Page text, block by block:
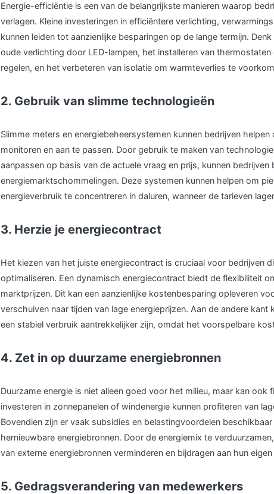
Energie-efficiëntie is een van de belangrijkste manieren waarop
verlagen. Kleine investeringen in efficiëntere verlichting,
kunnen leiden tot aanzienlijke besparingen op de lange termijn.
oude verlichting door LED-lampen, het installeren van
regelen, en het verbeteren van isolatie om warmteverlies te
2. Gebruik van slimme technologieën
Slimme meters en energiebeheersystemen kunnen bedrijven
monitoren en aan te passen. Door gebruik te maken van
aanpassen op basis van de actuele vraag en prijs, kunnen bedrijven
energiemarktschommelingen. Deze systemen kunnen helpen om
energieverbruik te concentreren in daluren, wanneer de tarieven
3. Herzie je energiecontract
Het kiezen van het juiste energiecontract is cruciaal voor bedrijven
optimaliseren. Een dynamisch energiecontract biedt de flexibiliteit
marktprijzen. Dit kan een aanzienlijke kostenbesparing opleveren
verschuiven naar tijden van lage energieprijzen. Aan de andere
een stabiel verbruik aantrekkelijker zijn, omdat het voorspelbare
4. Zet in op duurzame energiebronnen
Duurzame energie is niet alleen goed voor het milieu, maar kan ook
investeren in zonnepanelen of windenergie kunnen profiteren van
Bovendien zijn er vaak subsidies en belastingvoordelen
hernieuwbare energiebronnen. Door de energiemix te
van externe energiebronnen verminderen en bijdragen aan hun
5. Gedragsverandering van medewerkers